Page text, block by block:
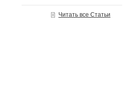
Читать все Статьи